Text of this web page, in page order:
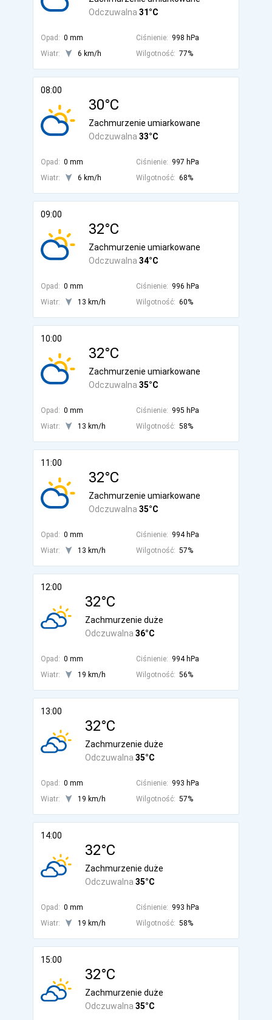
Odczuwalna 31°C
Opad: 0 mm Ciśnienie: 998 hPa
Wiatr:
6 km/h Wilgotność: 77%
08:00
30°C
Odczuwalna 33°C
Zachmurzenie umiarkowane
Opad: 0 mm Ciśnienie: 997 hPa
Wiatr:
6 km/h Wilgotność: 68%
09:00
32°C
Odczuwalna 34°C
Zachmurzenie umiarkowane
Opad: 0 mm Ciśnienie: 996 hPa
Wiatr:
13 km/h Wilgotność: 60%
10:00
32°C
Odczuwalna 35°C
Zachmurzenie umiarkowane
Opad: 0 mm Ciśnienie: 995 hPa
Wiatr:
13 km/h Wilgotność: 58%
11:00
32°C
Odczuwalna 35°C
Zachmurzenie umiarkowane
Opad: 0 mm Ciśnienie: 994 hPa
Wiatr:
13 km/h Wilgotność: 57%
12:00
32°C
Odczuwalna 36°C
Zachmurzenie duże
Opad: 0 mm Ciśnienie: 994 hPa
Wiatr:
19 km/h Wilgotność: 56%
13:00
32°C
Odczuwalna 35°C
Zachmurzenie duże
Opad: 0 mm Ciśnienie: 993 hPa
Wiatr:
19 km/h Wilgotność: 57%
14:00
32°C
Odczuwalna 35°C
Zachmurzenie duże
Opad: 0 mm Ciśnienie: 993 hPa
Wiatr:
19 km/h Wilgotność: 58%
15:00
32°C
Odczuwalna 35°C
Zachmurzenie duże